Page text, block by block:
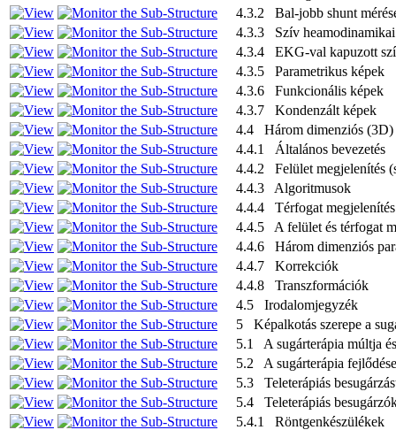
4.3.2 Bal-jobb shunt
4.3.3 Szív heamodinamikai
4.3.4 EKG-val kapuzott
4.3.5 Parametrikus képek
4.3.6 Funkcionális képek
4.3.7 Kondenzált képek
4.4 Három dimenziós (3D)
4.4.1 Általános bevezetés
4.4.2 Felület megjelenítés
4.4.3 Algoritmusok
4.4.4 Térfogat
4.4.5 A felület és térfogat
4.4.6 Három dimenziós
4.4.7 Korrekciók
4.4.8 Transzformációk
4.5 Irodalomjegyzék
5 Képalkotás szerepe a
5.1 A sugárterápia múltja
5.2 A sugárterápia
5.3 Teleterápiás
5.4 Teleterápiás
5.4.1 Röntgenkészülékek